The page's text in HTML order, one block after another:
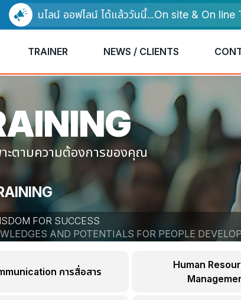
บออนไลน์ ออฟไลน์ ได้แล้ววันนี้...On site & On line
TRAINER NEWS / CLIENTS
ะตามความต้องการของคุณ
FOR SUCCESS
AND POTENTIALS FOR PEOPLE
การสื่อสาร
Human